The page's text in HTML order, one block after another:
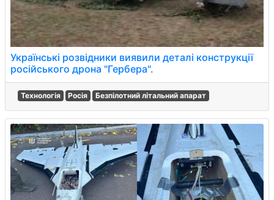
Українські розвідники виявили деталі конструкції
російського дрона "Гербера".
Технологія Росія Безпілотний літальний апарат